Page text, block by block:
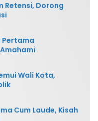
Retensi, Dorong
Pertama
Wali Kota,
Cum Laude, Kisah